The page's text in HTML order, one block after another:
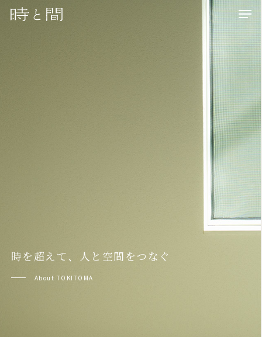
Skip
時を超えて、人と空間をつなぐ
About TOKITOMA
Menu